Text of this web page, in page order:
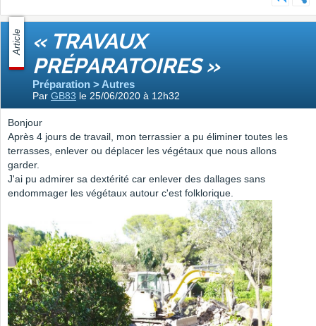
Article « TRAVAUX
PRÉPARATOIRES »
Préparation > Autres
Par GB83 le 25/06/2020 à 12h32
Bonjour
Après 4 jours de travail, mon terrassier a pu éliminer toutes les
terrasses, enlever ou déplacer les végétaux que nous allons
garder.
J'ai pu admirer sa dextérité car enlever des dallages sans
endommager les végétaux autour c'est folklorique.